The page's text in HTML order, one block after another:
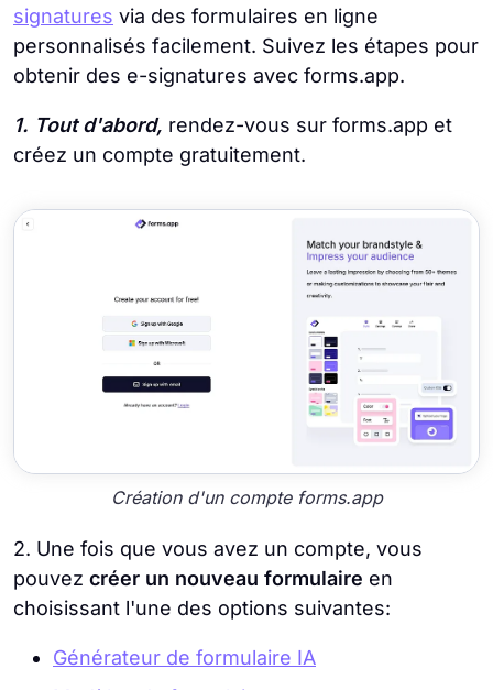
signatures via des formulaires en ligne
personnalisés facilement. Suivez les étapes pour
obtenir des e-signatures avec forms.app.
1. Tout d'abord, rendez-vous sur forms.app et
créez un compte gratuitement.
Création d'un compte forms.app
2. Une fois que vous avez un compte, vous
pouvez créer un nouveau formulaire en
choisissant l'une des options suivantes:
Générateur de formulaire IA